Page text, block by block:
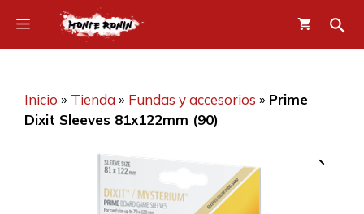
contenido
Menú
Inicio » Tienda» Fundas y accesorios » Prime
Dixit Sleeves 81x122mm (90)